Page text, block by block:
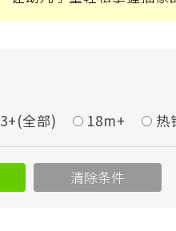
3+(全部) 18m+ 热
清除条件